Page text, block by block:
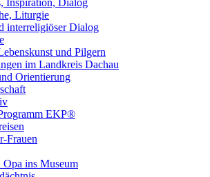
Inspiration, Dialog
Liturgie
interreligiöser Dialog
und Pilgern
im Landkreis Dachau
Orientierung
EKP®
Frauen
ins Museum